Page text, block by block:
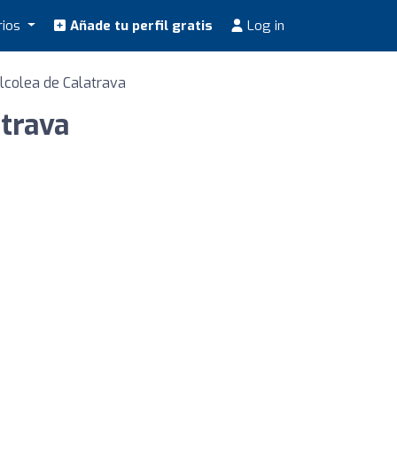
Añade tu perfil gratis Log in
de Calatrava